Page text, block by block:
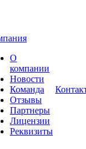
О
компании
Новости
Команда
Отзывы
Партнеры
Лицензии
Реквизиты